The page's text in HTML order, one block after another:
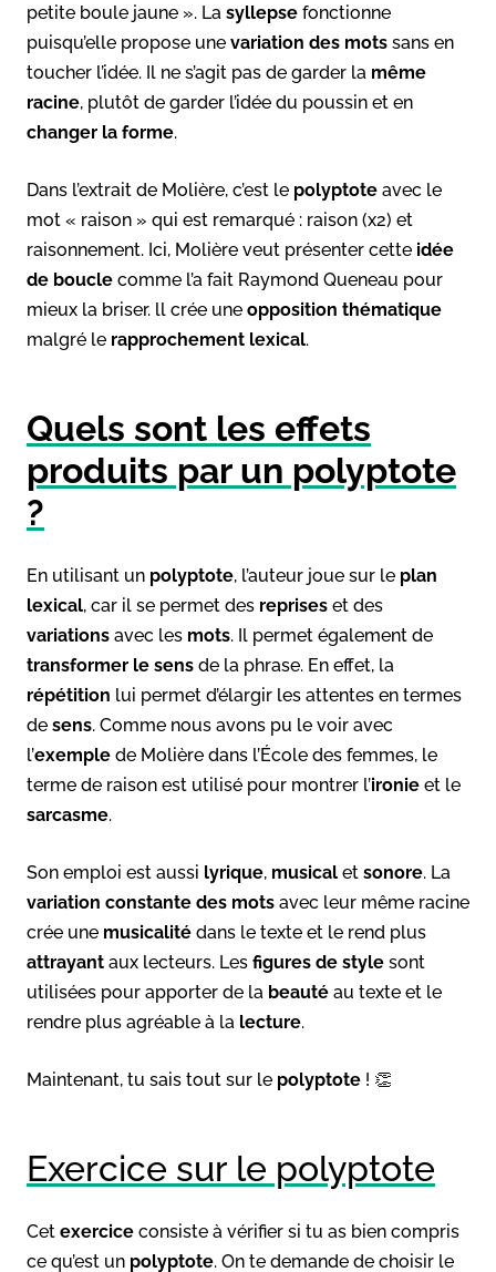
petite boule jaune ». La syllepse fonctionne
puisqu’elle propose une variation des mots sans en
toucher l’idée. Il ne s’agit pas de garder la même
racine, plutôt de garder l’idée du poussin et en
changer la forme.
Dans l’extrait de Molière, c’est le polyptote avec le
mot « raison » qui est remarqué : raison (x2) et
raisonnement. Ici, Molière veut présenter cette idée
de boucle comme l’a fait Raymond Queneau pour
mieux la briser. ll crée une opposition thématique
malgré le rapprochement lexical.
Quels sont les effets
produits par un polyptote
?
En utilisant un polyptote, l’auteur joue sur le plan
lexical, car il se permet des reprises et des
variations avec les mots. Il permet également de
transformer le sens de la phrase. En effet, la
répétition lui permet d’élargir les attentes en termes
de sens. Comme nous avons pu le voir avec
l’exemple de Molière dans l’École des femmes, le
terme de raison est utilisé pour montrer l’ironie et le
sarcasme.
Son emploi est aussi lyrique, musical et sonore. La
variation constante des mots avec leur même racine
crée une musicalité dans le texte et le rend plus
attrayant aux lecteurs. Les figures de style sont
utilisées pour apporter de la beauté au texte et le
rendre plus agréable à la lecture.
Maintenant, tu sais tout sur le polyptote ! 👏
Exercice sur le polyptote
Cet exercice consiste à vérifier si tu as bien compris
ce qu’est un polyptote. On te demande de choisir le